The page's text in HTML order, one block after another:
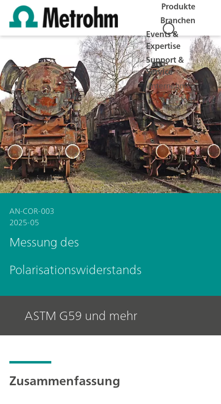
Produkte
Branchen
Events &
Expertise
Support &
Service
Unternehmen
Jobs
AN-COR-003
2025-05
Messung des
Polarisationswiderstands
ASTM G59 und mehr
Zusammenfassung